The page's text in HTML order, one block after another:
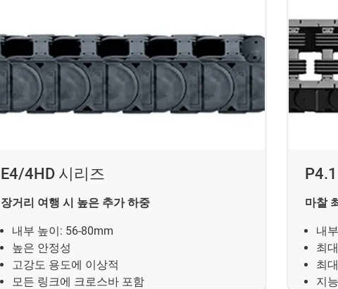
E4/4HD 시리즈
장거리 여행 시 높은 추가 하중
내부 높이: 56-80mm
높은 안정성
고강도 용도에 이상적
모든 링크에 크로스바 포함
마찰
내
최
최
지